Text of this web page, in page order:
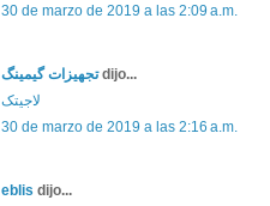
30 de marzo de 2019 a las 2:09 a.m.
تجهیزات گیمینگdijo...
لاجیتک
30 de marzo de 2019 a las 2:16 a.m.
eblis dijo...